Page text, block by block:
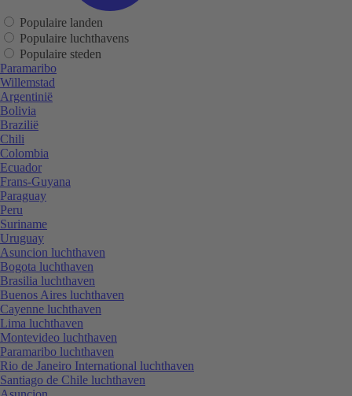
Populaire landen
Populaire luchthavens
Populaire steden
Paramaribo
Willemstad
Argentinië
Bolivia
Brazilië
Chili
Colombia
Ecuador
Frans-Guyana
Paraguay
Peru
Suriname
Uruguay
Asuncion luchthaven
Bogota luchthaven
Brasilia luchthaven
Buenos Aires luchthaven
Cayenne luchthaven
Lima luchthaven
Montevideo luchthaven
Paramaribo luchthaven
Rio de Janeiro International luchthaven
Santiago de Chile luchthaven